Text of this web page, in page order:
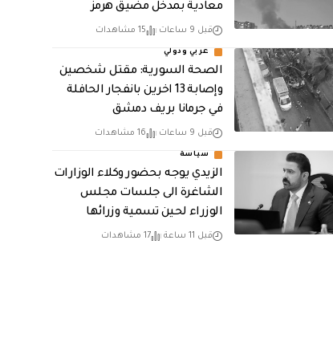
معادية بمدخل مضيق هرمز
قبل 9 ساعات 15 مشاهدات
عربي ودولي
الصحة السورية: مقتل شخصين
وإصابة 13 اخرين بانفجار الحافلة
في جرمانا بريف دمشق
قبل 9 ساعات 16 مشاهدات
سياسة
الزيدي يوجه بحضور وكلاء الوزارات
الشاغرة الى جلسات مجلس
الوزراء لحين تسمية وزرائها
قبل 11 ساعة 17 مشاهدات